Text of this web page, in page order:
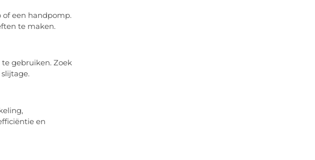
een handpomp.
te maken.
gebruiken. Zoek
en